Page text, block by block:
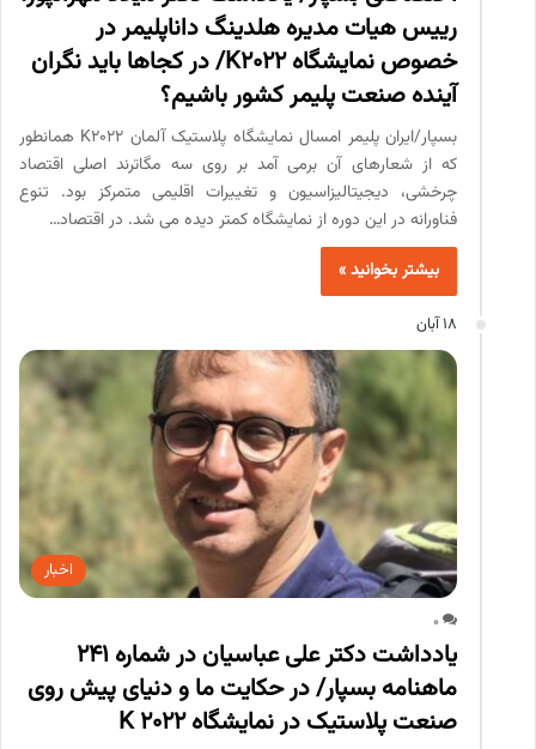
رییس هیات مدیره هلدینگ داناپلیمر در
خصوص نمایشگاه K2022/ در کجاها باید نگران
آینده صنعت پلیمر کشور باشیم؟
بسپار/ایران پلیمر امسال نمایشگاه پلاستیک آلمان K2022 همانطور
که از شعارهای آن برمی آمد بر روی سه مگاترند اصلی اقتصاد
چرخشی، دیجیتالیزاسیون و تغییرات اقلیمی متمرکز بود. تنوع
فناورانه در این دوره از نمایشگاه کمتر دیده می شد. در اقتصاد…
بیشتر بخوانید »
18 آبان
اخبار
0
یادداشت دکتر علی عباسیان در شماره 241
ماهنامه بسپار/ در حکایت ما و دنیای پیش روی
صنعت پلاستیک در نمایشگاه K 2022